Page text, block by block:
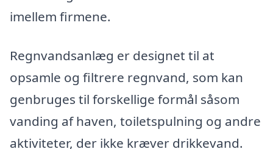
imellem firmene.
Regnvandsanlæg er designet til at
opsamle og filtrere regnvand, som kan
genbruges til forskellige formål såsom
vanding af haven, toiletspulning og andre
aktiviteter, der ikke kræver drikkevand.